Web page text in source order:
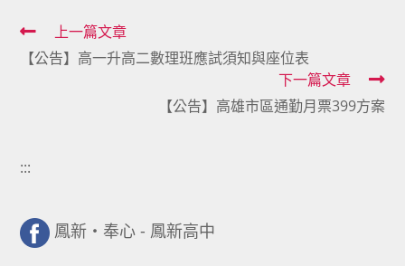
Read
more
上一篇文章
【公告】高一升高二數理班應試須知與座位表
下一篇文章
【公告】高雄市區通勤月票399方案
:::
鳳新・奉心 - 鳳新高中